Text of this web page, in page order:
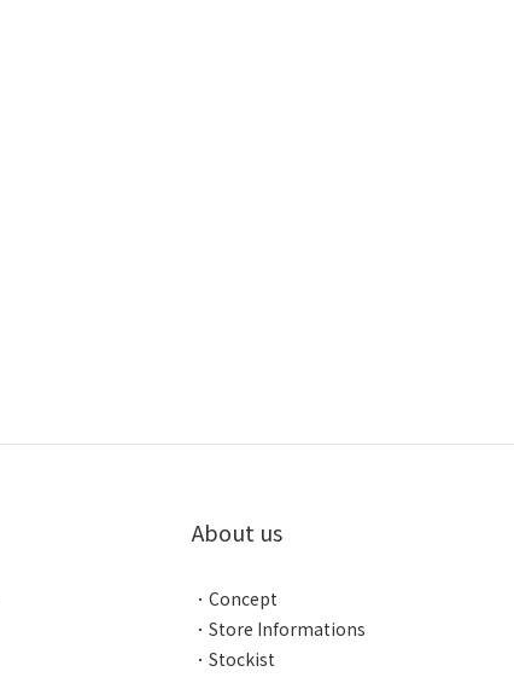
About us
． Concept
． Store Informations
． Stockist